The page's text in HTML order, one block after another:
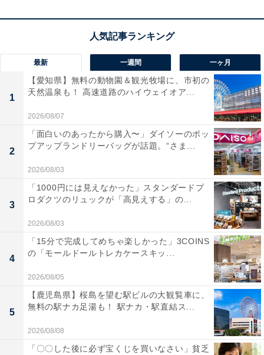
れます。ナチュラルな木の質感がインテリアに美しく溶
け込み、毎日のテレビ視聴やリラックスタイムの音響空
JVCケンウッドのサウンドバー「TH-WD05-C」の口
コミは？
JVCケンウッドのサウンドバー「TH-WD05-C」には以下
のような口コミが寄せられています。
ウッドコーンならではの温かみがある柔らかな音質
でテレビの音が格段に聴きやすくなりました
コンパクトなのに重低音もしっかり響き映画を観る
ときの迫力が今までとは全然違います
ナチュラルな木の風合いのデザインが上品で部屋の
インテリアにとても綺麗に馴染んでいます
最新 一週間 一ヶ月
1
【愛知県】無料の動物園＆観光牧場に、市初の
天然温泉も！ 高速道路のハイウェイオア...
2026/08/07
2
「面白いのあったから購入〜」ダイソーのポッ
プアップランドリーバッグが話題。“さま...
2026/08/03
3
「1000円には見えなかった」スタンダードプ
ロダクツのリュックが「高見えする」の...
2026/08/03
4
「15分で完成してめちゃ楽しかった」3COINS
の「モールドールトレカケースキッ...
2026/08/05
5
【鹿児島県】桜島を望む駅ビルの大観覧車に、
無料の駅ナカ足湯も！ 駅ナカ・駅直結ス...
2026/08/08
「〇〇した後に必ず宝くじを買いなさい」貧乏